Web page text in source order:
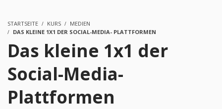
STARTSEITE KURS
MEDIEN
DAS KLEINE 1X1 DER SOCIAL-MEDIA- PLATTFORMEN
Das kleine 1x1 der
Social-Media-
Plattformen